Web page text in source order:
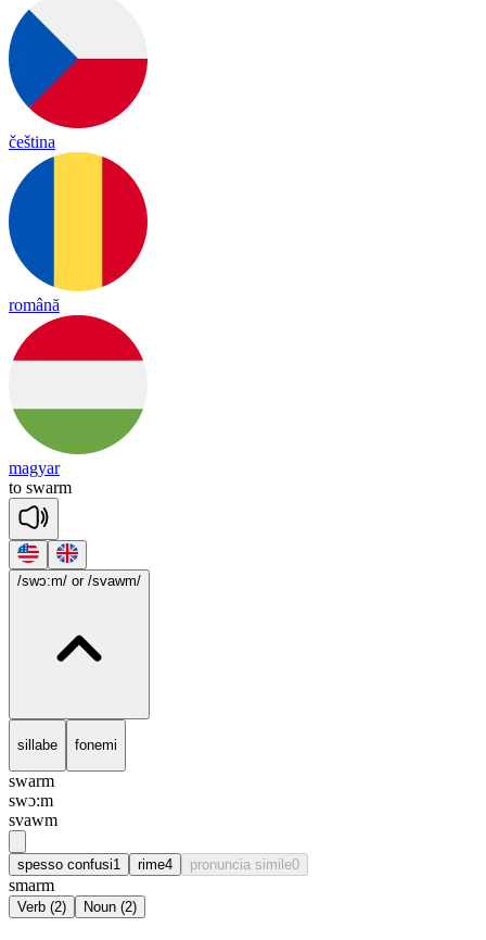
čeština
română
magyar
to swarm
/swɔ:m/ or /svawm/
sillabe fonemi
swarm
swɔ:m
svawm
spesso confusi1 rime4 pronuncia simile0
smarm
Verb (2) Noun (2)